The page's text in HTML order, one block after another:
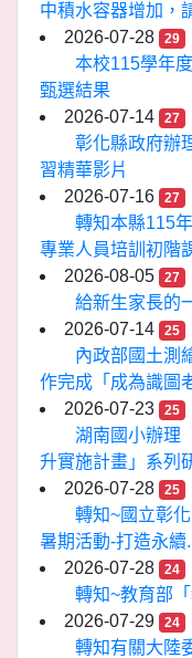
中積水容器增加，
2026-07-28
29
本校115學年
甄選結果
2026-07-14
27
彰化縣政府辦
習精華影片
2026-07-16
27
轉知本縣115
專業人員培訓初階
2026-08-05
27
給新生家長的
2026-07-14
25
內政部國土測
作完成「成為識圖
2026-07-23
25
湖南國小辦理
升實施計畫」系列
2026-07-28
25
轉知~國立彰
暑期活動-打造永續
2026-07-28
24
轉知~教育部
2026-07-29
24
轉知有關大陸